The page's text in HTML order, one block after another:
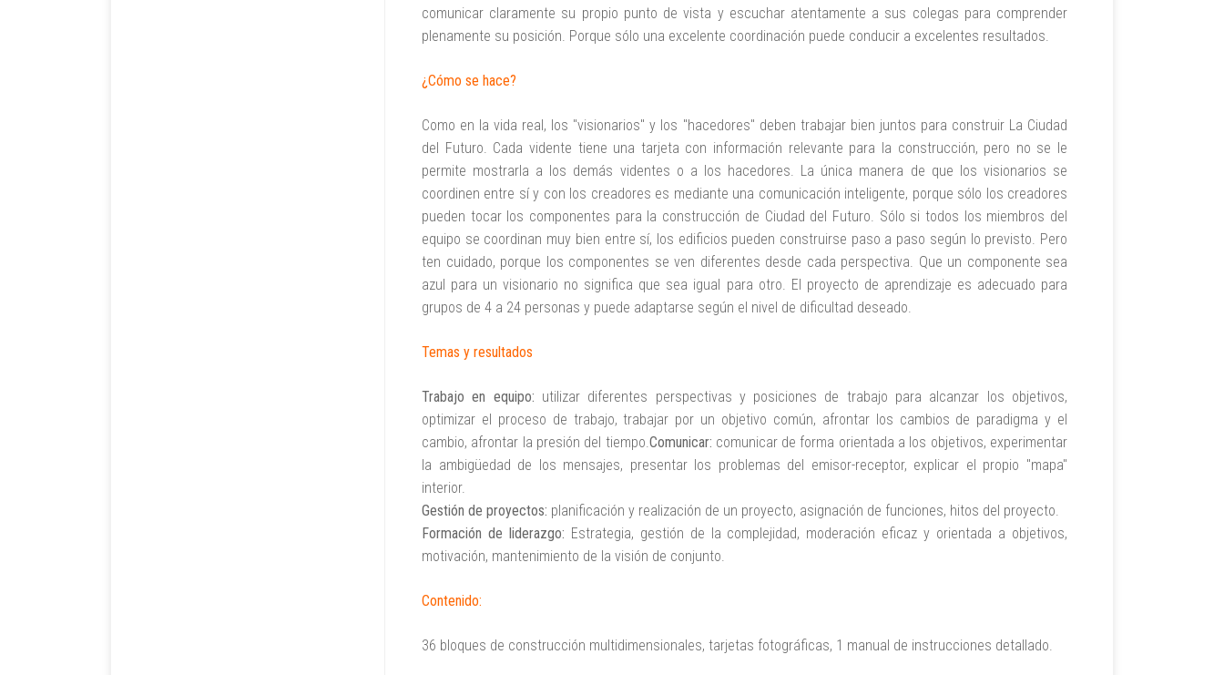
comunicar claramente su propio punto de vista y escuchar atentamente a sus colegas para comprender
plenamente su posición. Porque sólo una excelente coordinación puede conducir a excelentes resultados.
¿Cómo se hace?
Como en la vida real, los "visionarios" y los "hacedores" deben trabajar bien juntos para construir La Ciudad
del Futuro. Cada vidente tiene una tarjeta con información relevante para la construcción, pero no se le
permite mostrarla a los demás videntes o a los hacedores. La única manera de que los visionarios se
coordinen entre sí y con los creadores es mediante una comunicación inteligente, porque sólo los creadores
pueden tocar los componentes para la construcción de Ciudad del Futuro. Sólo si todos los miembros del
equipo se coordinan muy bien entre sí, los edificios pueden construirse paso a paso según lo previsto. Pero
ten cuidado, porque los componentes se ven diferentes desde cada perspectiva. Que un componente sea
azul para un visionario no significa que sea igual para otro. El proyecto de aprendizaje es adecuado para
grupos de 4 a 24 personas y puede adaptarse según el nivel de dificultad deseado.
Temas y resultados
Trabajo en equipo: utilizar diferentes perspectivas y posiciones de trabajo para alcanzar los objetivos,
optimizar el proceso de trabajo, trabajar por un objetivo común, afrontar los cambios de paradigma y el
cambio, afrontar la presión del tiempo.Comunicar: comunicar de forma orientada a los objetivos, experimentar
la ambigüedad de los mensajes, presentar los problemas del emisor-receptor, explicar el propio "mapa"
interior.
Gestión de proyectos: planificación y realización de un proyecto, asignación de funciones, hitos del proyecto.
Formación de liderazgo: Estrategia, gestión de la complejidad, moderación eficaz y orientada a objetivos,
motivación, mantenimiento de la visión de conjunto.
Contenido:
36 bloques de construcción multidimensionales, tarjetas fotográficas, 1 manual de instrucciones detallado.